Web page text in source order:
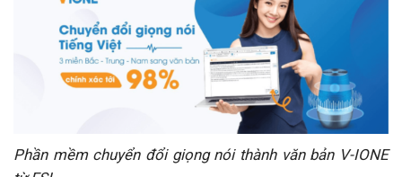
Phần mềm chuyển đổi giọng nói thành văn bản V-IONE